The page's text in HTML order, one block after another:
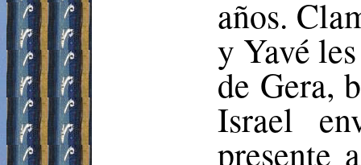
años.
y Yavé
de Gera,
Israel
presente